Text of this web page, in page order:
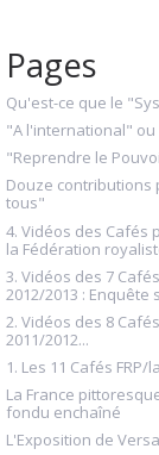
Pages
Qu'est-ce que le
"A l'international"
"Reprendre le
Douze
tous"
4. Vidéos des
la Fédération
3. Vidéos des 7
2012/2013 : Enquête
2. Vidéos des 8
2011/2012...
1. Les 11 Cafés
La France
fondu enchaîné
L'Exposition de